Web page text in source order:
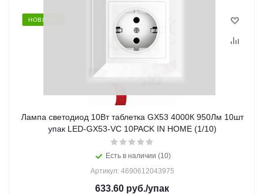
НОВИНКА
Лампа светодиод 10Вт таблетка GX53 4000К 950Лм 10шт
упак LED-GX53-VC 10PACK IN HOME (1/10)
Есть в наличии (10)
Артикул: 4690612043975
633.60 руб./упак